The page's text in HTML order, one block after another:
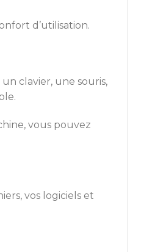
d’utilisation.
clavier, une souris,
vous pouvez
vos logiciels et